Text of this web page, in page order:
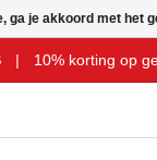
| 10% korting op
ga je akkoord met het